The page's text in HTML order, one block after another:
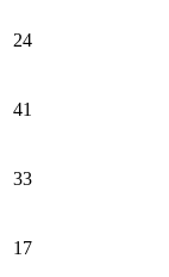
24
41
33
17